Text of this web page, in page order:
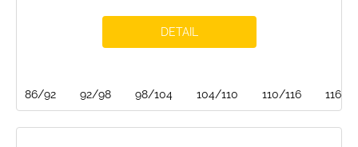
DETAIL
86/92 92/98 98/104 104/110 110/116 116/